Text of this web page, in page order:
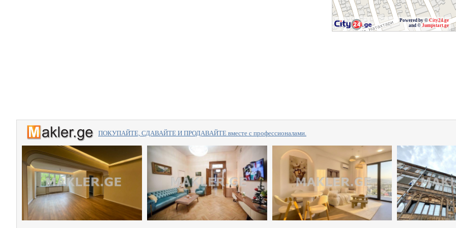
Powered by ©City24.ge
and ©Jumpstart.ge
ПОКУПАЙТЕ, СДАВАЙТЕ И ПРОДАВАЙТЕ вместе с профессионалами.